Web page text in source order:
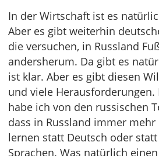
In der Wirtschaft ist es
Aber es gibt weiterhin
die versuchen, in Russland
andersherum. Da gibt es
ist klar. Aber es gibt diesen
und viele Herausforderungen.
habe ich von den russischen
dass in Russland immer mehr
lernen statt Deutsch oder
Sprachen. Was natürlich